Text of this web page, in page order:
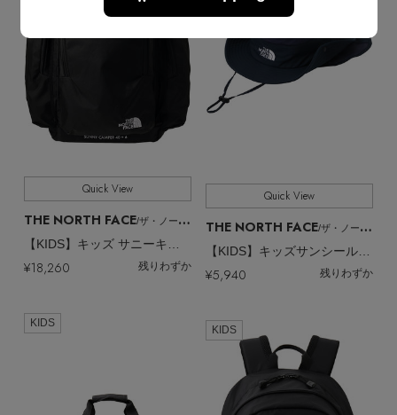
Quick View
THE NORTH FACE/ザ・ノース・フェイス
¥18,260 残りわずか
Quick View
THE NORTH FACE/ザ・ノース・フェイス
【KIDS】キッズサンシールドハット
¥5,940 残りわずか
KIDS
KIDS